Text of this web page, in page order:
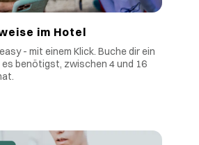
im Hotel
- mit einem Klick. Buche dir ein
benötigst, zwischen 4 und 16